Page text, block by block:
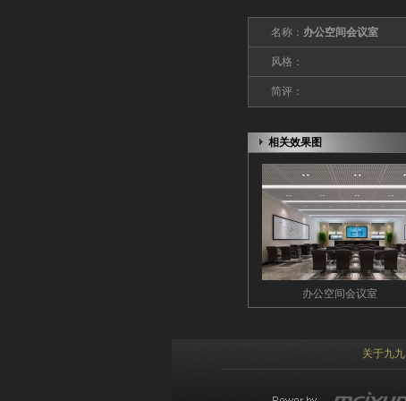
名称： 办公空间会议室
风格：
简评：
相关效果图
办公空间会议室
关于九九